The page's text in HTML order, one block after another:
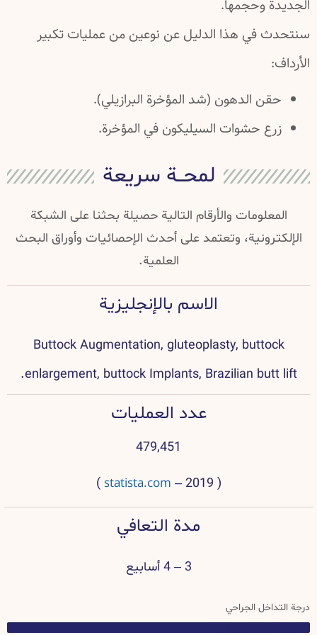
الجديدة وحجمها.
سنتحدث في هذا الدليل عن نوعين من عمليات تكبير
الأرداف:
حقن الدهون (شد المؤخرة البرازيلي).
زرع حشوات السيليكون في المؤخرة.
لمحــة سريعة
المعلومات والأرقام التالية حصيلة بحثنا على الشبكة
الإلكترونية، وتعتمد على أحدث الإحصائيات وأوراق البحث
العلمية.
الاسم بالإنجليزية
Buttock Augmentation, gluteoplasty, buttock
enlargement, buttock Implants, Brazilian butt lift.
عدد العمليات
479,451
( 2019 –
statista.com
)
مدة التعافي
3 – 4 أسابيع
درجة التداخل الجراحي
درجة التداخل الجراحي